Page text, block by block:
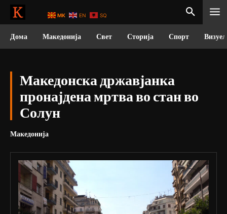
Дома Македонија Свет Сторија Спорт
Македонска државјанка
пронајдена мртва во стан во
Солун
Македонија
MK EN SQ